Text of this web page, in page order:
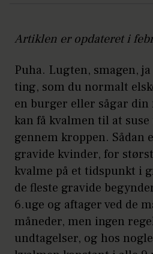
Artiklen er opdateret i
Puha. Lugten, smagen,
ting, som du normalt
en burger eller sågar din
kan få kvalmen til at
gennem kroppen. Sådan
gravide kvinder, for
kvalme på et tidspunkt i
de fleste gravide
6.uge og aftager ved de
måneder, men ingen
undtagelser, og hos